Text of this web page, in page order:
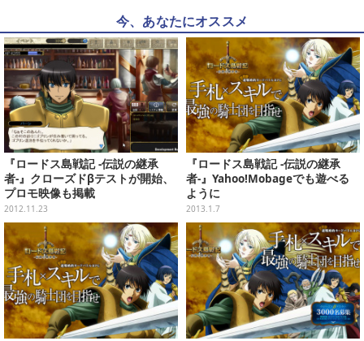
今、あなたにオススメ
『ロードス島戦記 -伝説の継承
者-』クローズドβテストが開始、
プロモ映像も掲載
2012.11.23
『ロードス島戦記 -伝説の継承
者-』Yahoo!Mobageでも遊べる
ように
2013.1.7